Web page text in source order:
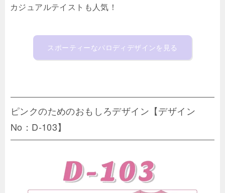
カジュアルテイストも人気！
スポーティーなパロディデザインを見る
ピンクのためのおもしろデザイン【デザイン
No：D-103】